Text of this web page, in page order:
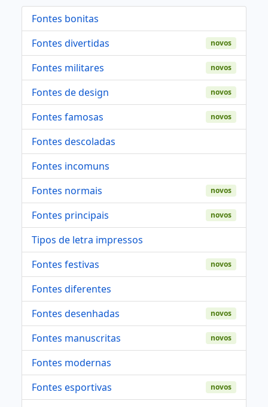
Fontes bonitas
Fontes divertidas
novos
Fontes militares novos
Fontes de design novos
Fontes famosas novos
Fontes descoladas
Fontes incomuns
Fontes normais
novos
Fontes principais novos
Tipos de letra impressos
Fontes festivas
novos
Fontes diferentes
Fontes desenhadas
novos
Fontes manuscritas novos
Fontes modernas
Fontes esportivas
novos